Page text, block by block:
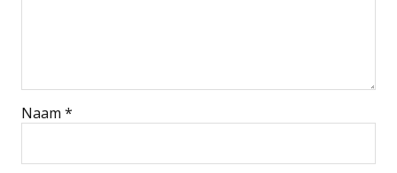
Naam *